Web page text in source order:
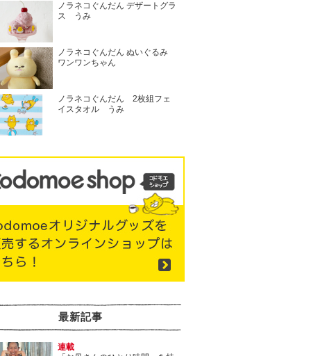
ノラネコぐんだん デザートグラ
ス うみ
ノラネコぐんだん ぬいぐるみ
ワンワンちゃん
ノラネコぐんだん 2枚組フェ
イスタオル うみ
最新記事
連載